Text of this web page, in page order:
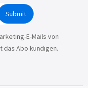
Submit
E-Mails von
das Abo kündigen.